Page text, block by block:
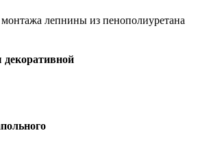
монтажа лепнины из пенополиуретана